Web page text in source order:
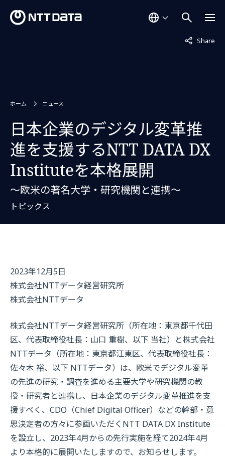
Share
非表示中
ホーム ニュース
日本企業のデジタル変革推
進を支援するNTT DATA DX
Instituteを本格展開
～欧米の著名大学・研究機関と連携～
トピックス
2023年12月5日
株式会社NTTデータ経営研究所
株式会社NTTデータ
株式会社NTTデータ経営研究所（所在地：東京都千代田
区、代表取締役社長：山口 重樹、以下 当社）と株式会社
NTTデータ（所在地：東京都江東区、代表取締役社長：
佐々木 裕、以下 NTTデータ）は、欧米でデジタル変革
の先進の研究・調査を進める主要大学や研究機関の教
授・研究者と連携し、日本企業のデジタル変革推進を支
援すべく、CDO（Chief Digital Officer）などの幹部・意
思決定者の方々に参画いただくNTT DATA DX Institute
を設立し、2023年4月からの先行実施を経て2024年4月
より本格的に展開いたしますので、お知らせします。